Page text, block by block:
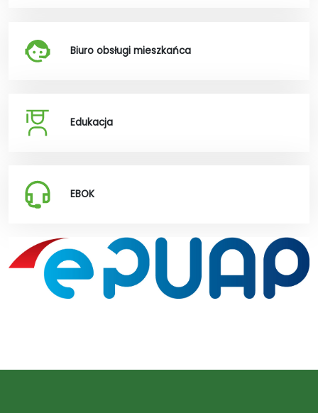
Biuro obsługi mieszkańca
Edukacja
EBOK